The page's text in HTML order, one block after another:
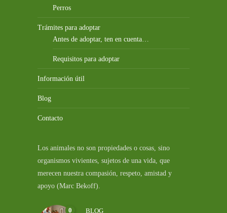
Perros
Trámites para adoptar
Antes de adoptar, ten en cuenta…
Requisitos para adoptar
Información útil
Blog
Contacto
Los animales no son propiedades o cosas, sino
organismos vivientes, sujetos de una vida, que
merecen nuestra compasión, respeto, amistad y
apoyo (Marc Bekoff).
0 BLOG